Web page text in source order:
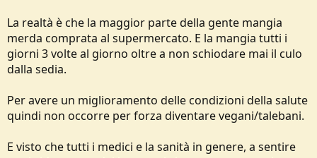
La realtà è che la maggior parte della gente mangia
merda comprata al supermercato. E la mangia tutti i
giorni 3 volte al giorno oltre a non schiodare mai il culo
dalla sedia.
Per avere un miglioramento delle condizioni della salute
quindi non occorre per forza diventare vegani/talebani.
E visto che tutti i medici e la sanità in genere, a sentire